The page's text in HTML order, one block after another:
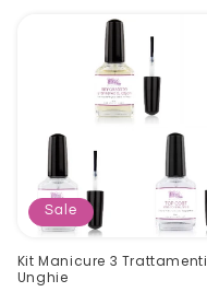
Sale
Kit Manicure 3 Trattamenti
Unghie